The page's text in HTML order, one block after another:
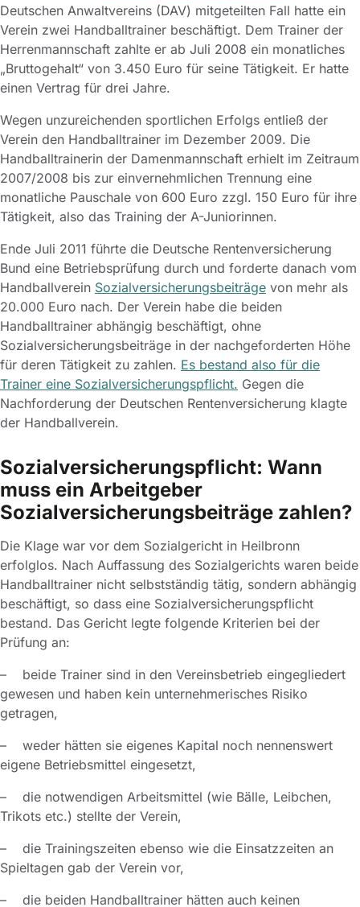
Deutschen Anwaltvereins (DAV) mitgeteilten Fall hatte ein
Verein zwei Handballtrainer beschäftigt. Dem Trainer der
Herrenmannschaft zahlte er ab Juli 2008 ein monatliches
„Bruttogehalt“ von 3.450 Euro für seine Tätigkeit. Er hatte
einen Vertrag für drei Jahre.
Wegen unzureichenden sportlichen Erfolgs entließ der
Verein den Handballtrainer im Dezember 2009. Die
Handballtrainerin der Damenmannschaft erhielt im Zeitraum
2007/2008 bis zur einvernehmlichen Trennung eine
monatliche Pauschale von 600 Euro zzgl. 150 Euro für ihre
Tätigkeit, also das Training der A-Juniorinnen.
Ende Juli 2011 führte die Deutsche Rentenversicherung
Bund eine Betriebsprüfung durch und forderte danach vom
Handballverein Sozialversicherungsbeiträge von mehr als
20.000 Euro nach. Der Verein habe die beiden
Handballtrainer abhängig beschäftigt, ohne
Sozialversicherungsbeiträge in der nachgeforderten Höhe
für deren Tätigkeit zu zahlen. Es bestand also für die
Trainer eine Sozialversicherungspflicht. Gegen die
Nachforderung der Deutschen Rentenversicherung klagte
der Handballverein.
Sozialversicherungspflicht: Wann
muss ein Arbeitgeber
Sozialversicherungsbeiträge zahlen?
Die Klage war vor dem Sozialgericht in Heilbronn
erfolglos. Nach Auffassung des Sozialgerichts waren beide
Handballtrainer nicht selbstständig tätig, sondern abhängig
beschäftigt, so dass eine Sozialversicherungspflicht
bestand. Das Gericht legte folgende Kriterien bei der
Prüfung an:
– beide Trainer sind in den Vereinsbetrieb eingegliedert
gewesen und haben kein unternehmerisches Risiko
getragen,
– weder hätten sie eigenes Kapital noch nennenswert
eigene Betriebsmittel eingesetzt,
– die notwendigen Arbeitsmittel (wie Bälle, Leibchen,
Trikots etc.) stellte der Verein,
– die Trainingszeiten ebenso wie die Einsatzzeiten an
Spieltagen gab der Verein vor,
– die beiden Handballtrainer hätten auch keinen